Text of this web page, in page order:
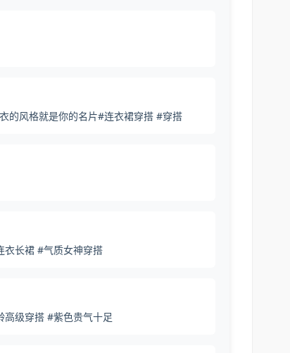
的风格就是你的名片#连衣裙穿搭 #穿搭
衣长裙 #气质女神穿搭
级穿搭 #紫色贵气十足